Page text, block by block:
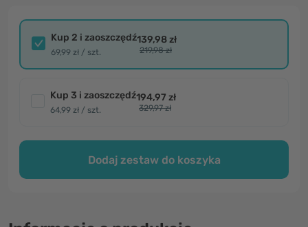
Kup 2 i zaoszczędź
69,99 zł / szt.
139,98 zł
219,98 zł
Kup 3 i zaoszczędź
64,99 zł / szt.
194,97 zł
329,97 zł
Dodaj zestaw do koszyka